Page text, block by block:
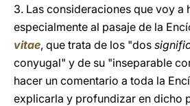
3. Las consideraciones que voy a
especialmente al pasaje de la
vitae, que trata de los "dos
conyugal" y de su "inseparable
hacer un comentario a toda la
explicarla y profundizar en dicho